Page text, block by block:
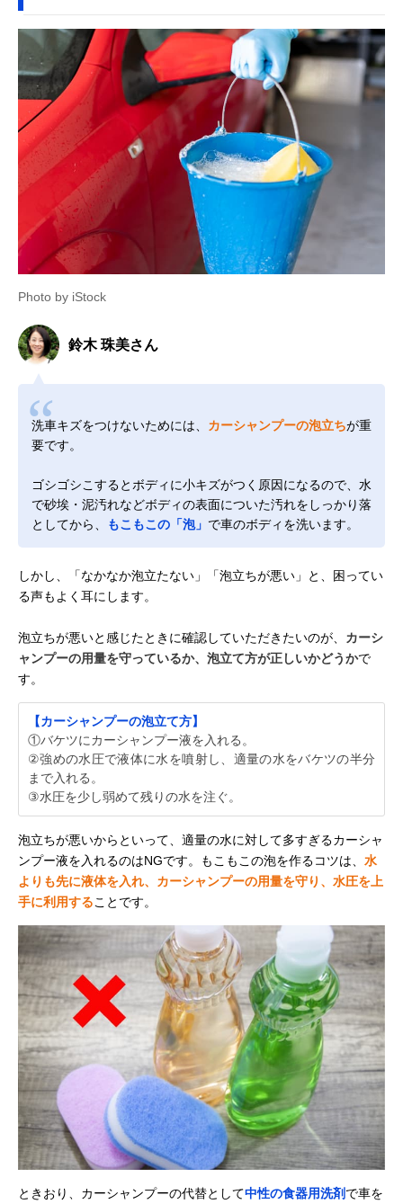
Photo by iStock
鈴木 珠美さん
洗車キズをつけないためには、 カーシャンプーの泡立ちが重
要です。
ゴシゴシこするとボディに小キズがつく原因になるので、水
で砂埃・泥汚れなどボディの表面についた汚れをしっかり落
としてから、
もこもこの「泡」 で車のボディを洗います。
しかし、「なかなか泡立たない」「泡立ちが悪い」と、困ってい
る声もよく耳にします。
泡立ちが悪いと感じたときに確認していただきたいのが、 カーシ
ャンプーの用量を守っているか、泡立て方が正しいかどうかで
す。
【カーシャンプーの泡立て方】
①バケツにカーシャンプー液を入れる。
②強めの水圧で液体に水を噴射し、適量の水をバケツの半分
まで入れる。
③水圧を少し弱めて残りの水を注ぐ。
泡立ちが悪いからといって、適量の水に対して多すぎるカーシャ
ンプー液を入れるのはNGです。もこもこの泡を作るコツは、 水
よりも先に液体を入れ、カーシャンプーの用量を守り、水圧を上
手に利用することです。
ときおり、カーシャンプーの代替として中性の食器用洗剤で車を